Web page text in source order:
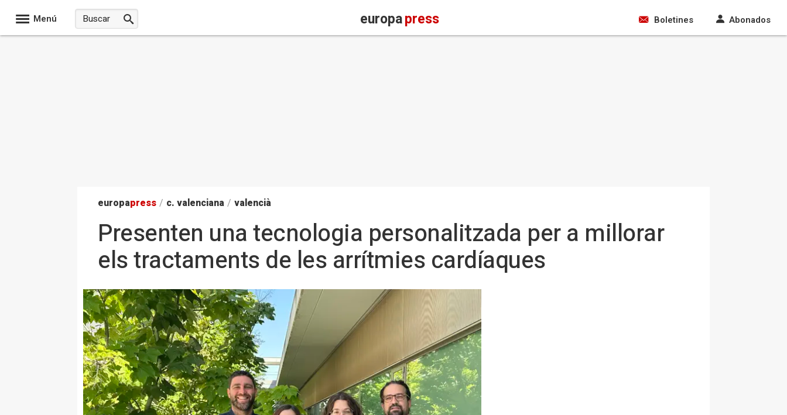
Menú europapress Boletines Abonados
europapress / c. valenciana / valencià
Presenten una tecnologia personalitzada per a millorar
els tractaments de les arrítmies cardíaques